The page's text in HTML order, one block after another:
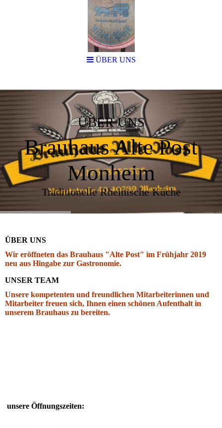
ÜBER UNS
Brauhaus Alte Post
Monheim
Traditionelle Rheinische Küche
ÜBER UNS
Wir eröffneten das Brauhaus "Alte Post" im Frühjahr 2019
neu aus Hingabe zur Gastronomie.
UNSER TEAM
Unsere kompetenten und freundlichen Mitarbeiterinnen und
Mitarbeiter freuen sich, Ihnen einen schönen Aufenthalt in
unserem Brauhaus zu bereiten.
unsere Öffnungszeiten:
ÜBER UNS